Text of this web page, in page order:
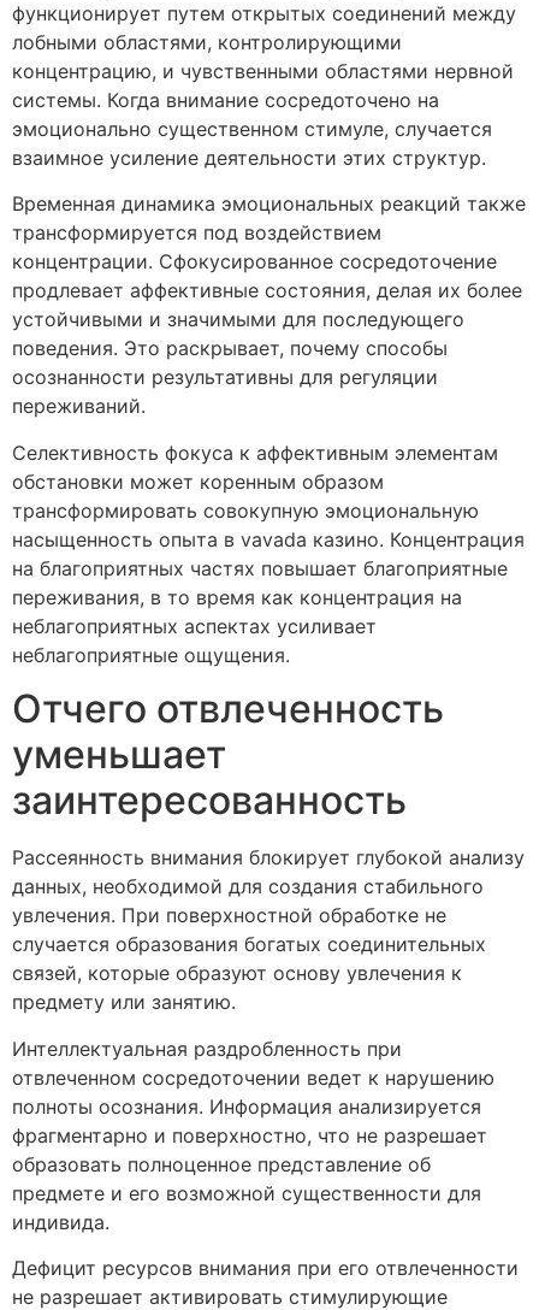
функционирует путем открытых соединений между
лобными областями, контролирующими
концентрацию, и чувственными областями нервной
системы. Когда внимание сосредоточено на
эмоционально существенном стимуле, случается
взаимное усиление деятельности этих структур.
Временная динамика эмоциональных реакций также
трансформируется под воздействием
концентрации. Сфокусированное сосредоточение
продлевает аффективные состояния, делая их более
устойчивыми и значимыми для последующего
поведения. Это раскрывает, почему способы
осознанности результативны для регуляции
переживаний.
Селективность фокуса к аффективным элементам
обстановки может коренным образом
трансформировать совокупную эмоциональную
насыщенность опыта в vavada казино. Концентрация
на благоприятных частях повышает благоприятные
переживания, в то время как концентрация на
неблагоприятных аспектах усиливает
неблагоприятные ощущения.
Отчего отвлеченность
уменьшает
заинтересованность
Рассеянность внимания блокирует глубокой анализу
данных, необходимой для создания стабильного
увлечения. При поверхностной обработке не
случается образования богатых соединительных
связей, которые образуют основу увлечения к
предмету или занятию.
Интеллектуальная раздробленность при
отвлеченном сосредоточении ведет к нарушению
полноты осознания. Информация анализируется
фрагментарно и поверхностно, что не разрешает
образовать полноценное представление об
предмете и его возможной существенности для
индивида.
Дефицит ресурсов внимания при его отвлеченности
не разрешает активировать стимулирующие